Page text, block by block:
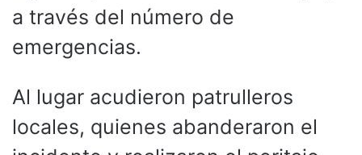
a través del número de
emergencias.
Al lugar acudieron patrulleros
locales, quienes abanderaron el